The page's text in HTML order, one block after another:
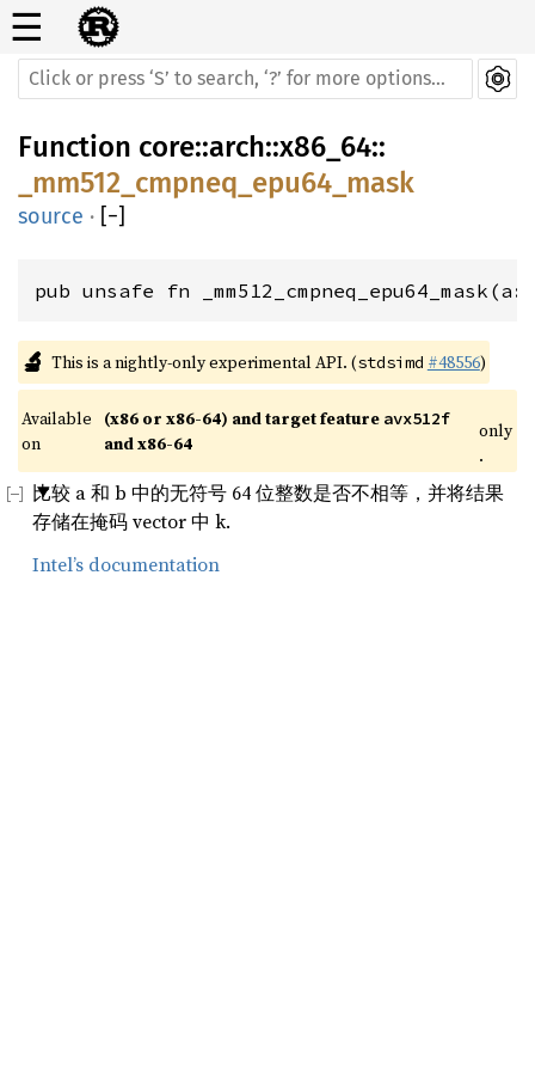
☰
Function core::arch::x86_64::
_mm512_cmpneq_epu64_mask
source · [−]
pub unsafe fn _mm512_cmpneq_epu64_mask(a:
🔬 This is a nightly-only experimental API. (stdsimd #48556)
Available
on
(x86 or x86-64) and target feature avx512f
and x86-64
only
.
比较 a 和 b 中的无符号 64 位整数是否不相等，并将结果
存储在掩码 vector 中 k.
Intel’s documentation